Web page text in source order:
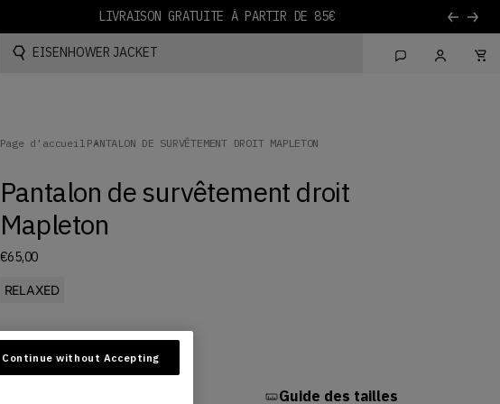
Rechercher...
EISENHOWER JACKET
Page d'accueil PANTALON DE SURVÊTEMENT DROIT MAPLETON
Pantalon de survêtement droit
Mapleton
€65,00
RELAXED
La couleur NOIR est disponible
Guide des tailles
Continue without Accepting